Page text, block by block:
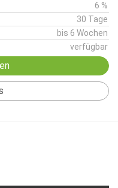
6 %
30 Tage
bis 6 Wochen
verfügbar